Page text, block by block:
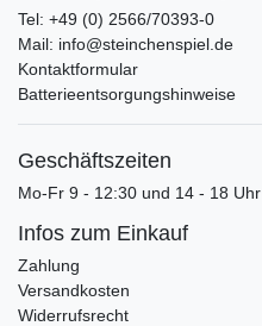
Tel: +49 (0) 2566/70393-0
Mail: info@steinchenspiel.de
Kontaktformular
Batterieentsorgungshinweise
Geschäftszeiten
Mo-Fr 9 - 12:30 und 14 - 18 Uhr
Infos zum Einkauf
Zahlung
Versandkosten
Widerrufsrecht